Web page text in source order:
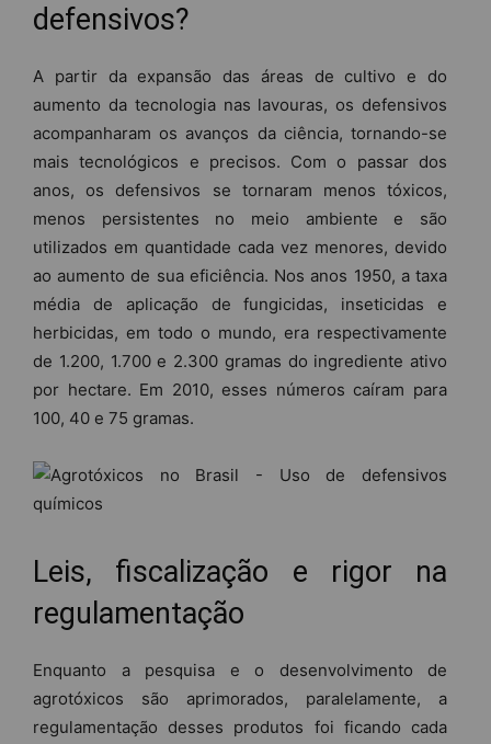
defensivos?
A partir da expansão das áreas de cultivo e do
aumento da tecnologia nas lavouras, os defensivos
acompanharam os avanços da ciência, tornando-se
mais tecnológicos e precisos. Com o passar dos
anos, os defensivos se tornaram menos tóxicos,
menos persistentes no meio ambiente e são
utilizados em quantidade cada vez menores, devido
ao aumento de sua eficiência. Nos anos 1950, a taxa
média de aplicação de fungicidas, inseticidas e
herbicidas, em todo o mundo, era respectivamente
de 1.200, 1.700 e 2.300 gramas do ingrediente ativo
por hectare. Em 2010, esses números caíram para
100, 40 e 75 gramas.
Leis, fiscalização e rigor na
regulamentação
Enquanto a pesquisa e o desenvolvimento de
agrotóxicos são aprimorados, paralelamente, a
regulamentação desses produtos foi ficando cada